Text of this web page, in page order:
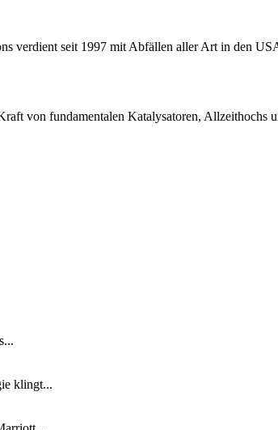
verdient seit 1997 mit Abfällen aller Art in den
von fundamentalen Katalysatoren, Allzeithochs
klingt...